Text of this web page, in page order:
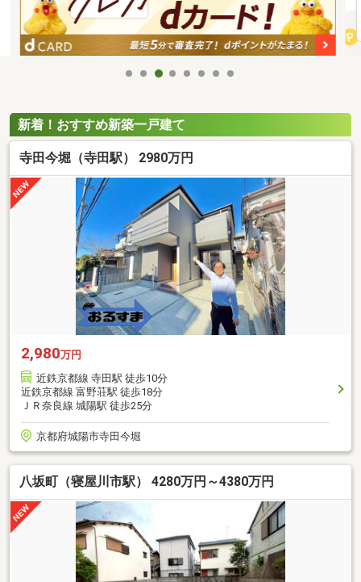
新着！おすすめ新築一戸建て
寺田今堀（寺田駅） 2980万円
2,980万円
近鉄京都線 寺田駅 徒歩10分
近鉄京都線 富野荘駅 徒歩18分
ＪＲ奈良線 城陽駅 徒歩25分
京都府城陽市寺田今堀
八坂町（寝屋川市駅） 4280万円～4380万円